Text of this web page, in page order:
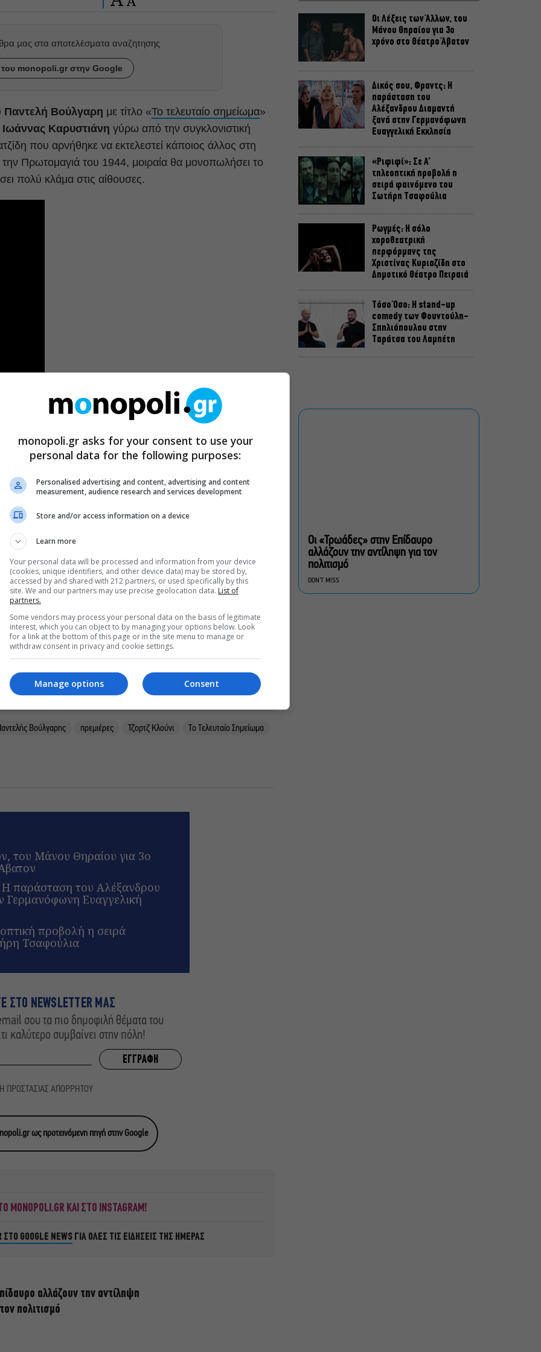
μας στα αποτελέσματα αναζητησης
monopoli.gr στην Google
Παντελή Βούλγαρη με τίτλο «Το τελευταίο σημείωμα»
Ιωάννας Καρυστιάνη γύρω από την συγκλονιστική
που αρνήθηκε να εκτελεστεί κάποιος άλλος στη
Πρωτομαγιά του 1944, μοιραία θα μονοπωλήσει το
πολύ κλάμα στις αίθουσες.
μεταφέρει μια νουάρ ιστορία στην καρδιά της
Ταχρίρ, ενώ ο
σενάριο των Κοέν που το σκηνοθετεί υποδειγματικά,
και έμπειρο σε συνθήκες κοινωνικής
εαυτό του στον μικροαστό αμερικανό που είναι ικανός
πάνω του λίγη από τη λάμψη του Αμερικανικού
μεταμόρφωση στο «
της υπερβολικής βίας του. Κάτι πάει να πει αλλά
» με τηΡις Γουίδερσπουνσε σκηνοθεσία της
«Γενέθλια θανάτου», «Ταινία Lego Ninjago » και
μας στα αποτελέσματα αναζητησης
monopoli.gr στην Google
Παντελής Βούλγαρης πρεμιέρες Τζορτζ Κλούνι Το Τελευταίο Σημείωμα
του Μάνου Θηραίου για 3ο
παράσταση του Αλέξανδρου
Γερμανόφωνη Ευαγγελική
προβολή η σειρά
Τσαφούλια
ΣΤΟ NEWSLETTER ΜΑΣ
σου τα πιο δημοφιλή θέματα του
καλύτερο συμβαίνει στην πόλη!
ΠΡΟΣΤΑΣΙΑΣ ΑΠΟΡΡΗΤΟΥ
ως προτεινόμενη πηγή στην Google
ΚΑΙ ΣΤΟ INSTAGRAM!
ΣΤΟ GOOGLE NEWS ΓΙΑ ΟΛΕΣ ΤΙΣ ΕΙΔΗΣΕΙΣ ΤΗΣ ΗΜΕΡΑΣ
αλλάζουν την αντίληψη
πολιτισμό
Οι Λέξεις των Άλλων, του
Μάνου Θηραίου για 3ο
χρόνο στο Θέατρο Άβατον
Δικός σου, Φραντς: Η
παράσταση του
Αλέξανδρου Διαμαντή
ξανά στην Γερμανόφωνη
Ευαγγελική Εκκλησία
«Ριφιφί»: Σε Α’
τηλεοπτική προβολή η
σειρά φαινόμενο του
Σωτήρη Τσαφούλια
Ρωγμές: Η σόλο
χοροθεατρική
περφόρμανς της
Χριστίνας Κυριαζίδη στο
Δημοτικό Θέατρο Πειραιά
Τόσο Όσο: Η stand-up
comedy των Φουντούλη-
Σπηλιόπουλου στην
Ταράτσα του Λαμπέτη
σινεμά στην Ταράτσα του
Πρόστιμα έως 73.000€ για
αυθαίρετες καταλήψεις
Πέντε διηγήματα του
Οι «Τρωάδες» στην Επίδαυρο
αλλάζουν την αντίληψη για τον
πολιτισμό
DON'T MISS
monopoli.gr asks for your consent to use your
personal data for the following purposes:
Personalised advertising and content, advertising and content
measurement, audience research and services development
Store and/or access information on a device
Learn more
Your personal data will be processed and information from your device
(cookies, unique identifiers, and other device data) may be stored by,
accessed by and shared with 212 partners, or used specifically by this
site. We and our partners may use precise geolocation data. List of
partners.
Some vendors may process your personal data on the basis of legitimate
interest, which you can object to by managing your options below. Look
for a link at the bottom of this page or in the site menu to manage or
withdraw consent in privacy and cookie settings.
Consent
Manage options